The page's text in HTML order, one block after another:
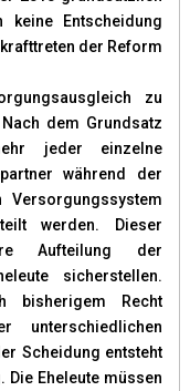
Entscheidung
der Reform
zu
dem Grundsatz
jeder einzelne
während der
werden. Dieser
Aufteilung der
sicherstellen.
bisherigem Recht
unterschiedlichen
Scheidung entsteht
Eheleute müssen